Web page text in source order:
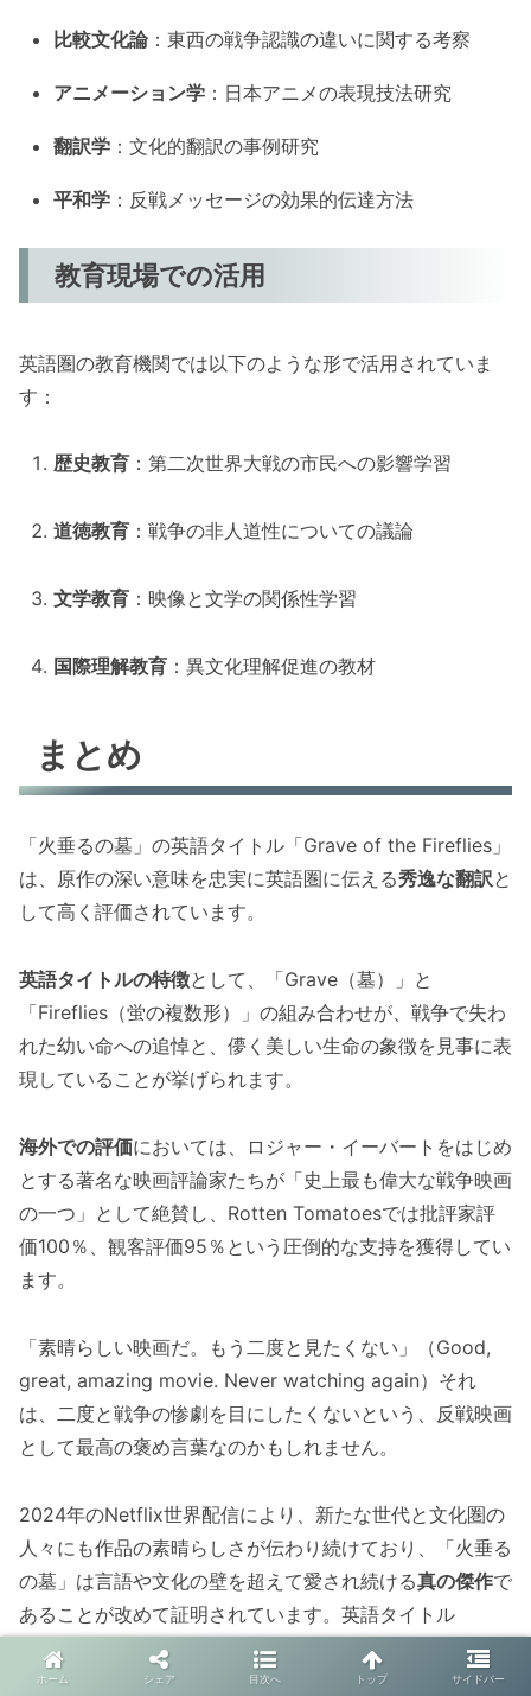
比較文化論：東西の戦争認識の違いに関する考察
アニメーション学 ：日本アニメの表現技法研究
翻訳学 ：文化的翻訳の事例研究
平和学 ：反戦メッセージの効果的伝達方法
教育現場での活用
英語圏の教育機関では以下のような形で活用されていま
す：
歴史教育 ：第二次世界大戦の市民への影響学習
道徳教育 ：戦争の非人道性についての議論
文学教育 ：映像と文学の関係性学習
国際理解教育 ：異文化理解促進の教材
まとめ
「火垂るの墓」の英語タイトル「Grave of the Fireflies」
は、原作の深い意味を忠実に英語圏に伝える秀逸な翻訳と
して高く評価されています。
英語タイトルの特徴として、「Grave（墓）」と
「Fireflies（蛍の複数形）」の組み合わせが、戦争で失わ
れた幼い命への追悼と、儚く美しい生命の象徴を見事に表
現していることが挙げられます。
海外での評価においては、ロジャー・イーバートをはじめ
とする著名な映画評論家たちが「史上最も偉大な戦争映画
の一つ」として絶賛し、Rotten Tomatoesでは批評家評
価100％、観客評価95％という圧倒的な支持を獲得してい
ます。
「素晴らしい映画だ。もう二度と見たくない」（Good,
great, amazing movie. Never watching again）それ
は、二度と戦争の惨劇を目にしたくないという、反戦映画
として最高の褒め言葉なのかもしれません。
2024年のNetflix世界配信により、新たな世代と文化圏の
人々にも作品の素晴らしさが伝わり続けており、「火垂る
の墓」は言語や文化の壁を超えて愛され続ける真の傑作で
あることが改めて証明されています。英語タイトル
「Grave of the Fireflies」は、この不朽の名作を世界に紹
介する完璧な架け橋として、今後も多くの人々の心に深い
ホーム シェア 目次へ トップ サイドバー